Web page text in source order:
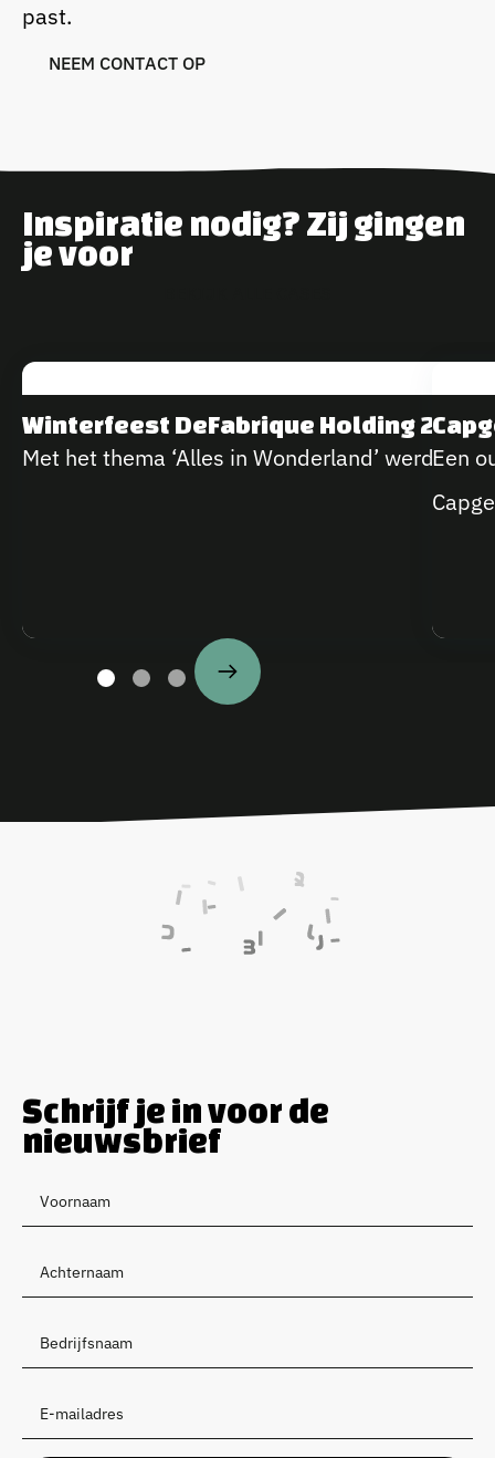
past.
NEEM CONTACT OP
Inspiratie nodig? Zij gingen
je voor
Winterfeest DeFabrique Holding 2025
Met het thema ‘Alles in Wonderland’ werd de
Een
Schrijf je in voor de
nieuwsbrief